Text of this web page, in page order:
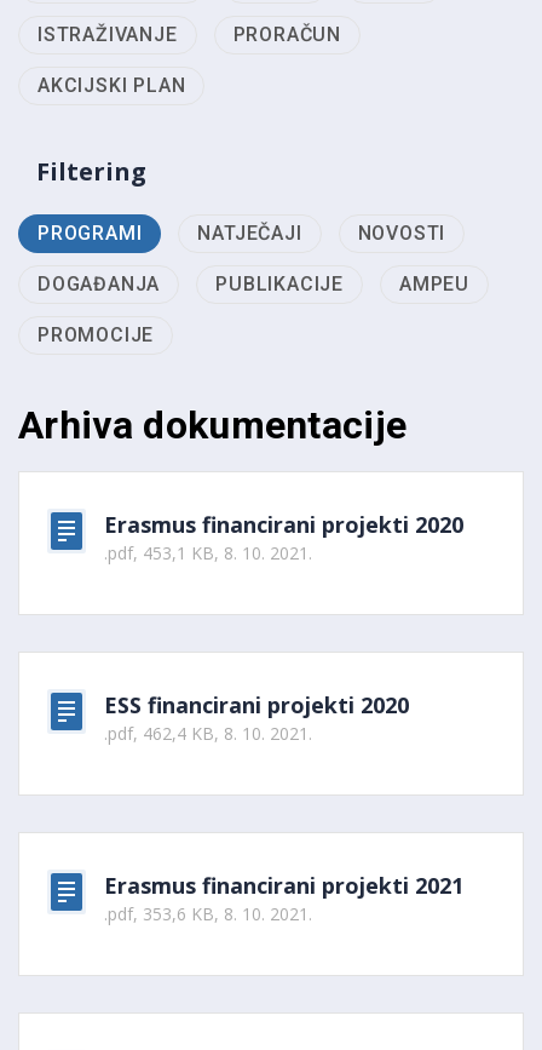
ISTRAŽIVANJE PRORAČUN
AKCIJSKI PLAN
Filtering
PROGRAMI NATJEČAJI NOVOSTI
DOGAĐANJA PUBLIKACIJE AMPEU
PROMOCIJE
Arhiva dokumentacije
Erasmus financirani projekti 2020
.pdf, 453,1 KB, 8. 10. 2021.
ESS financirani projekti 2020
.pdf, 462,4 KB, 8. 10. 2021.
Erasmus financirani projekti 2021
.pdf, 353,6 KB, 8. 10. 2021.